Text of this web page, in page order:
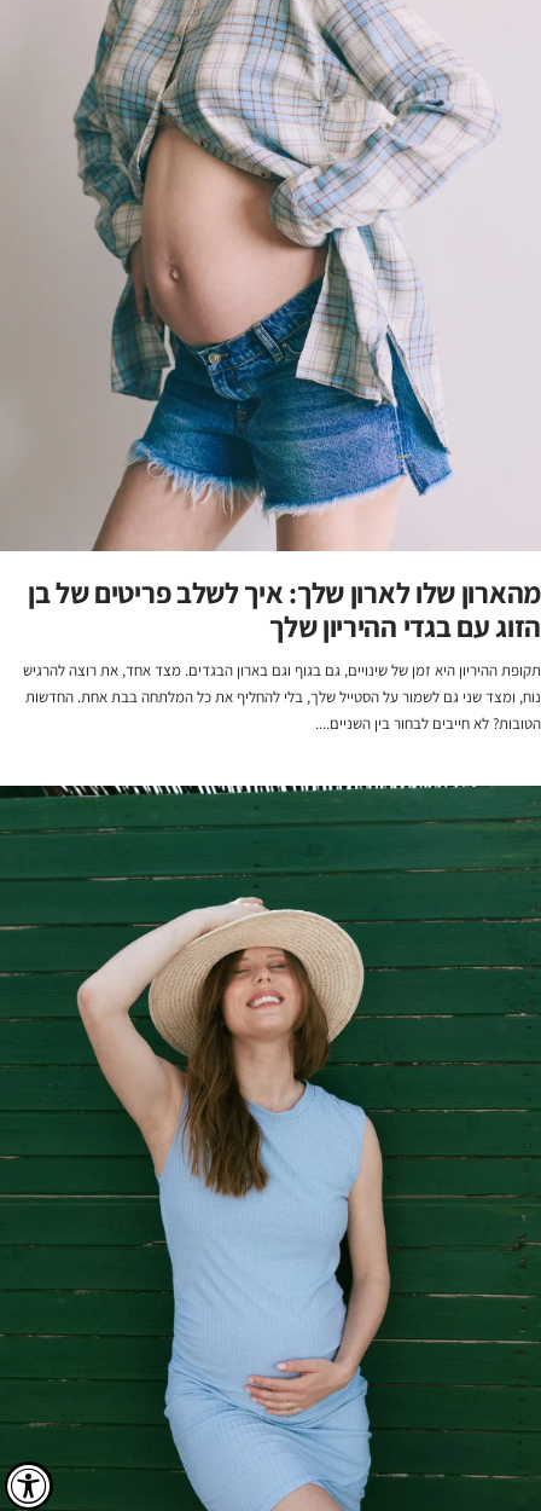
מהארון שלו לארון שלך: איך לשלב פריטים של בן
הזוג עם בגדי ההיריון שלך
תקופת ההיריון היא זמן של שינויים, גם בגוף וגם בארון הבגדים. מצד אחד, את רוצה להרגיש
נוח, ומצד שני גם לשמור על הסטייל שלך, בלי להחליף את כל המלתחה בבת אחת. החדשות
הטובות? לא חייבים לבחור בין השניים....